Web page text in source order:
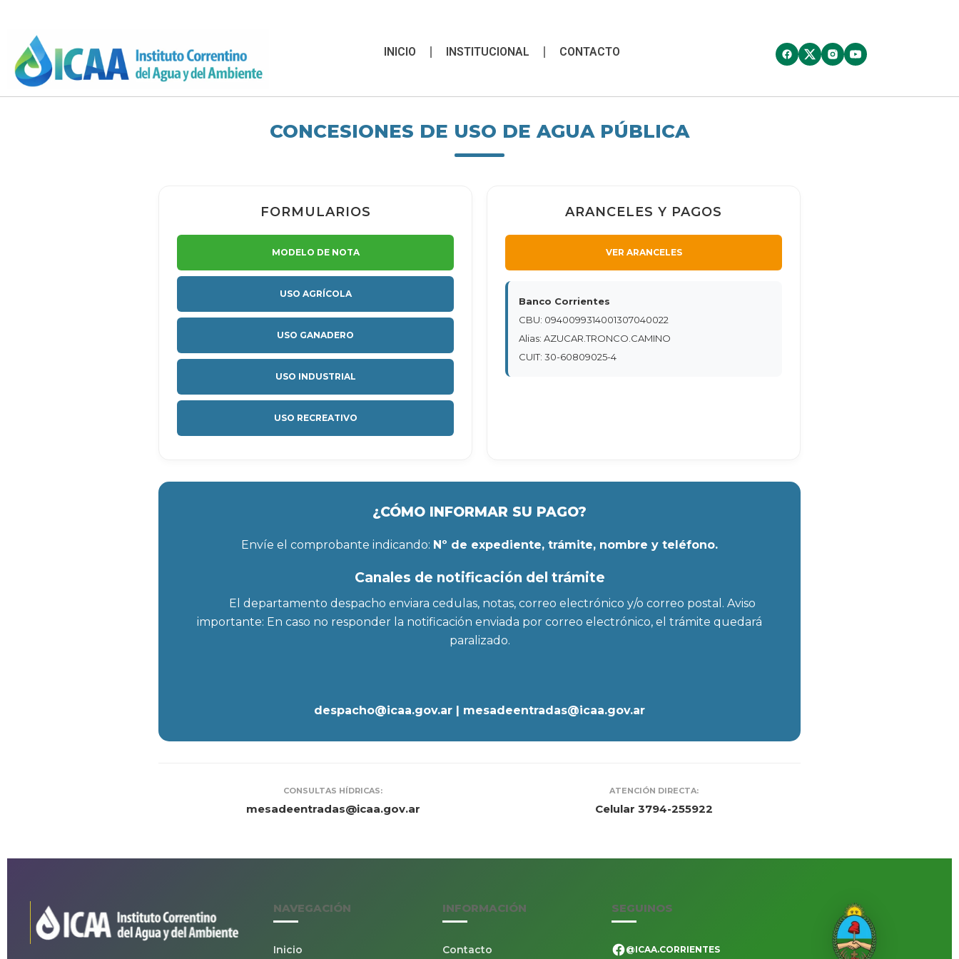
INICIO INSTITUCIONAL CONTACTO
CONCESIONES DE USO DE AGUA PÚBLICA
FORMULARIOS
MODELO DE NOTA
USO AGRÍCOLA
USO GANADERO
USO INDUSTRIAL
USO RECREATIVO
ARANCELES Y PAGOS
VER ARANCELES
Banco Corrientes
CBU: 0940099314001307040022
Alias: AZUCAR.TRONCO.CAMINO
CUIT: 30-60809025-4
¿CÓMO INFORMAR SU PAGO?
Envíe el comprobante indicando: Nº de expediente, trámite, nombre y teléfono.
Canales de notificación del trámite
El departamento despacho enviara cedulas, notas, correo electrónico y/o correo postal. Aviso
importante: En caso no responder la notificación enviada por correo electrónico, el trámite quedará
paralizado.
despacho@icaa.gov.ar | mesadeentradas@icaa.gov.ar
CONSULTAS HÍDRICAS:
mesadeentradas@icaa.gov.ar
ATENCIÓN DIRECTA:
Celular 3794-255922
NAVEGACIÓN
Inicio
INFORMACIÓN
Contacto
SEGUINOS
@ICAA.CORRIENTES